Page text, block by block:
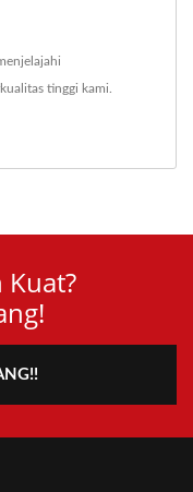
tinggi kami.